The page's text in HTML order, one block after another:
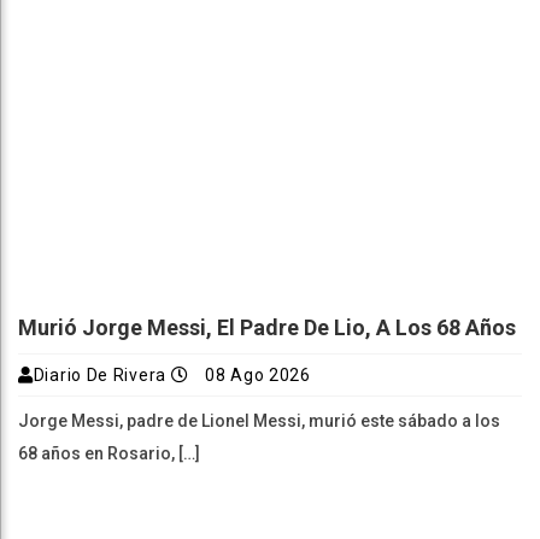
Murió Jorge Messi, El Padre De Lio, A Los 68 Años
Diario De Rivera 08 Ago 2026
Jorge Messi, padre de Lionel Messi, murió este sábado a los
68 años en Rosario, […]